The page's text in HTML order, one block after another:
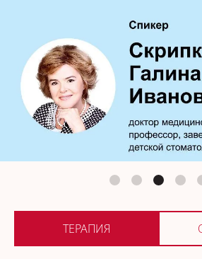
Для
Терапия
ТЕРАПИЯ